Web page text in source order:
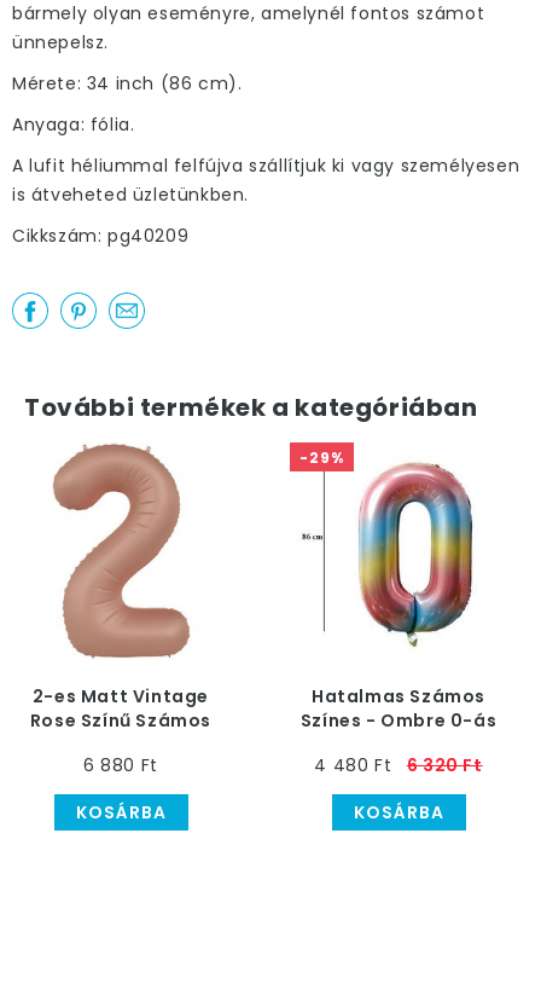
bármely olyan eseményre, amelynél fontos számot
ünnepelsz.
Mérete: 34 inch (86 cm).
Anyaga: fólia.
A lufit héliummal felfújva szállítjuk ki vagy személyesen
is átveheted üzletünkben.
Cikkszám: pg40209
További termékek a kategóriában
2-es Matt Vintage
Rose Színű Számos
cm
6 880 Ft
KOSÁRBA
-29%
Hatalmas Számos
Színes - Ombre 0-ás
4 480 Ft
6 320 Ft
KOSÁRBA